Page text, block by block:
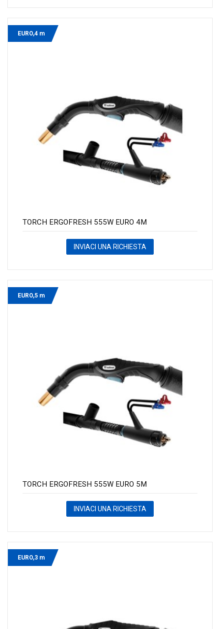
EURO,4 m
TORCH ERGOFRESH 555W EURO 4M
INVIACI UNA RICHIESTA
EURO,5 m
TORCH ERGOFRESH 555W EURO 5M
INVIACI UNA RICHIESTA
EURO,3 m